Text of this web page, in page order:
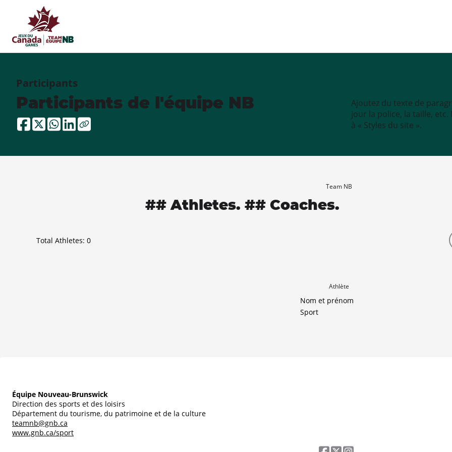
Participants
Participants de l'équipe NB
Ajoutez du texte de
jour la police, la taille,
à « Styles du site ».
Team NB
## Athletes. ## Coaches.
Total Athletes: 0
Athlète
Nom et prénom
Sport
Équipe Nouveau-Brunswick
Direction des sports et des loisirs
Département du tourisme, du patrimoine et de la culture
teamnb@gnb.ca
www.gnb.ca/sport